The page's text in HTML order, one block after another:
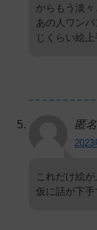
からもう淡
あの人ワン
じくらい絵
匿名
2023
これだけ絵
仮に話が下